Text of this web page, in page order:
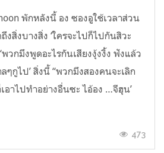
พักหลังนี้ อง ซองอูใช้เวลาส่วน
สิ่งบางสิ่ง ‘ใครจะไปก็ไปกันสิวะ
พวกมึงพูดอะไรกันเสียงงุ้งงิ้ง ฟังแล้ว
กูไป’ สิ่งนี้ “พวกมึงสองคนจะเลิก
อาไปทำอย่างอื่นซะ ไอ้อง …จีฮุน’
473